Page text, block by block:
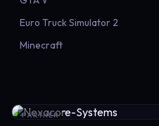
Euro Truck Simulator 2
Minecraft
PARTNER